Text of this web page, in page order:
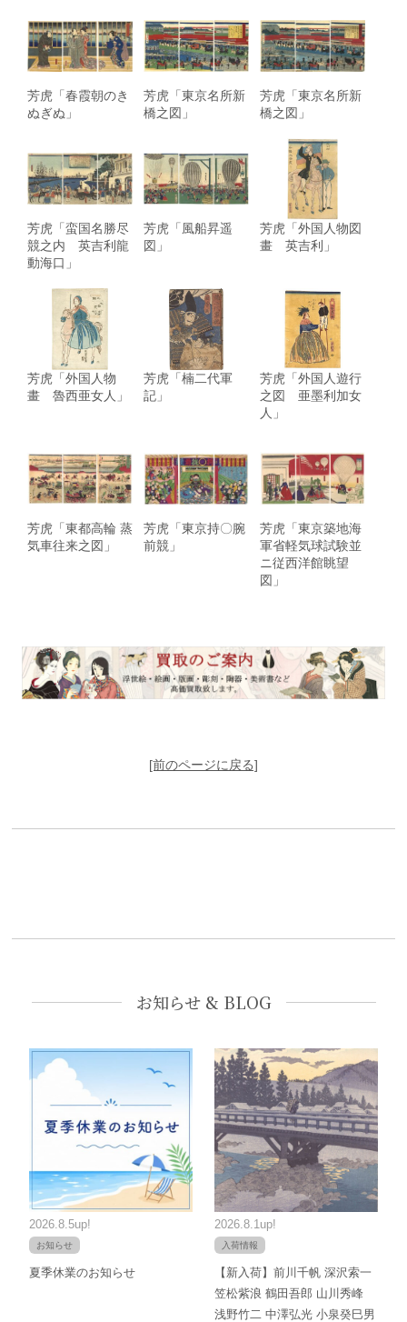
芳虎「春霞朝のき
ぬぎぬ」
芳虎「東京名所新
橋之図」
芳虎「東京名所新
橋之図」
芳虎「蛮国名勝尽
競之内 英吉利龍
動海口」
芳虎「風船昇遥
図」
芳虎「外国人物図
畫 英吉利」
芳虎「外国人物
畫 魯西亜女人」
芳虎「楠二代軍
記」
芳虎「外国人遊行
之図 亜墨利加女
人」
芳虎「東都高輪 蒸
気車往来之図」
芳虎「東京持〇腕
前競」
芳虎「東京築地海
軍省軽気球試験並
ニ従西洋館眺望
図」
[前のページに戻る]
お知らせ & BLOG
2026.8.5up!
お知らせ
夏季休業のお知らせ
2026.8.1up!
入荷情報
【新入荷】前川千帆 深沢索一
笠松紫浪 鶴田吾郎 山川秀峰
浅野竹二 中澤弘光 小泉癸巳男